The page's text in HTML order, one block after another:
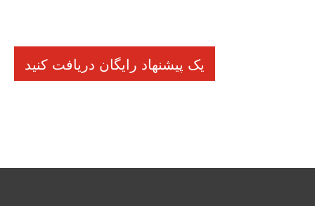
یک پیشنهاد رایگان دریافت کنید